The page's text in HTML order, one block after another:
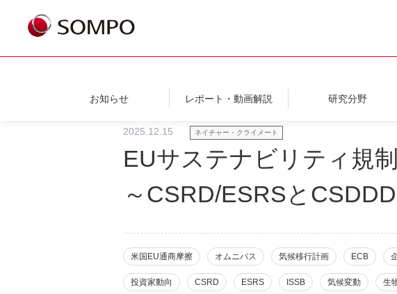
お知らせ レポート・動画解説 研究分野
2025.12.15 ネイチャー・クライメート
EUサステナビリティ規
～CSRD/ESRSと
米国EU通商摩擦 オムニバス 気候移行計画 ECB
投資家動向 CSRD ESRS ISSB 気候変動 生